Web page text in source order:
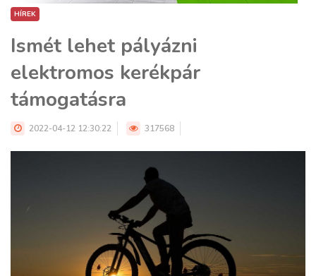
HÍREK
Ismét lehet pályázni
elektromos kerékpár
támogatásra
2022-04-12 12:30:22 317568